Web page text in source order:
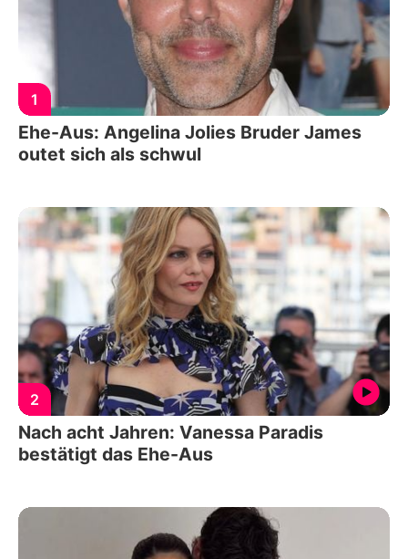
1
Ehe-Aus: Angelina Jolies Bruder James
outet sich als schwul
2
Nach acht Jahren: Vanessa Paradis
bestätigt das Ehe-Aus